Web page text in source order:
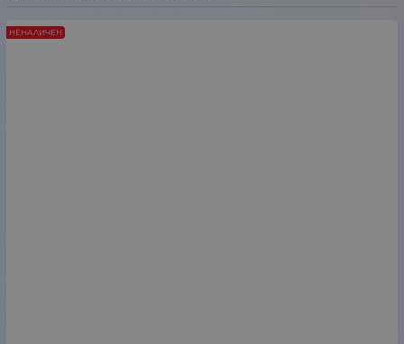
НЕНАЛИЧЕН